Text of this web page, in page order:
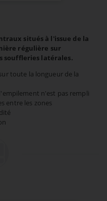
situés à l'issue de la
régulière sur
souffleries latérales.
toute la longueur de la
n'est pas rempli
entre les zones